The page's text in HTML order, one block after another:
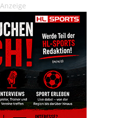
Anzeige